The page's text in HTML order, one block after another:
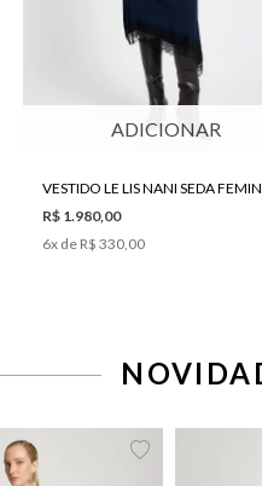
ADICIONAR
VESTIDO LE LIS NANI SEDA
R$ 1.980,00
6x de R$ 330,00